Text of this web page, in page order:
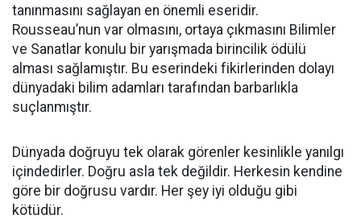
tanınmasını sağlayan en önemli eseridir.
Rousseau’nun var olmasını, ortaya çıkmasını Bilimler
ve Sanatlar konulu bir yarışmada birincilik ödülü
alması sağlamıştır. Bu eserindeki fikirlerinden dolayı
dünyadaki bilim adamları tarafından barbarlıkla
suçlanmıştır.
Dünyada doğruyu tek olarak görenler kesinlikle yanılgı
içindedirler. Doğru asla tek değildir. Herkesin kendine
göre bir doğrusu vardır. Her şey iyi olduğu gibi
kötüdür.